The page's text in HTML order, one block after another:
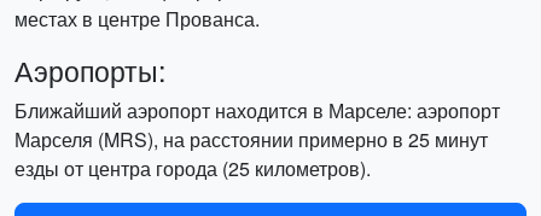
местах в центре Прованса.
Аэропорты:
Ближайший аэропорт находится в Марселе: аэропорт
Марселя (MRS), на расстоянии примерно в 25 минут
езды от центра города (25 километров).